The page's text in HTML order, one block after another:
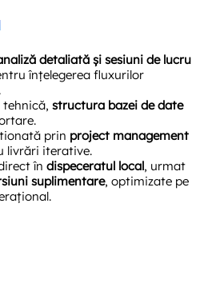
detaliată și sesiuni de lucru
înțelegerea fluxurilor
structura bazei de date
prin project management
livrări iterative.
în dispeceratul local, urmat
suplimentare, optimizate pe